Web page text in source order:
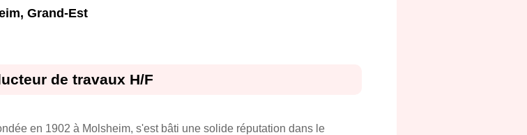
, Grand-Est
de travaux H/F
en 1902 à Molsheim, s'est bâti une solide réputation dans le